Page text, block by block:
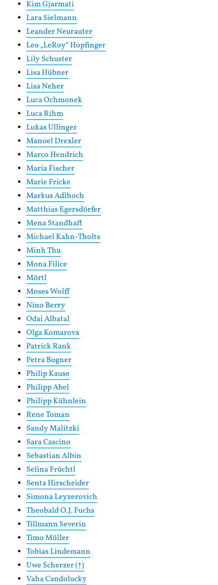
Kim Gjarmati
Lara Sielmann
Leander Neurauter
Leo „LeRoy“ Hopfinger
Lily Schuster
Lisa Hübner
Lisa Neher
Luca Ochmonek
Luca Rihm
Lukas Ullinger
Manoel Drexler
Marco Hendrich
Maria Fischer
Marie Fricke
Markus Adlhoch
Matthias Egersdörfer
Mena Standhaft
Michael Kahn-Tholts
Minh Thu
Mona Filice
Mörtl
Moses Wolff
Nino Berry
Odai Albatal
Olga Komarova
Patrick Rank
Petra Bogner
Philip Kause
Philipp Abel
Philipp Kühnlein
Rene Toman
Sandy Malitzki
Sara Cascino
Sebastian Albin
Selina Früchtl
Senta Hirscheider
Simona Leyzerovich
Theobald O.J. Fuchs
Tillmann Severin
Timo Möller
Tobias Lindemann
Uwe Scherzer (†)
Vaha Candolucky